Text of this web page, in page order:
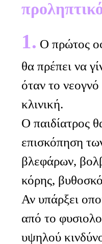
1. Ο πρώτος
θα πρέπει να
όταν το
κλινική.
Ο παιδίατρος
επισκόπηση
βλεφάρων,
κόρης,
Αν υπάρξει
από το
υψηλού